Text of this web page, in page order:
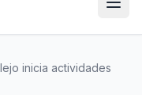
inicia actividades